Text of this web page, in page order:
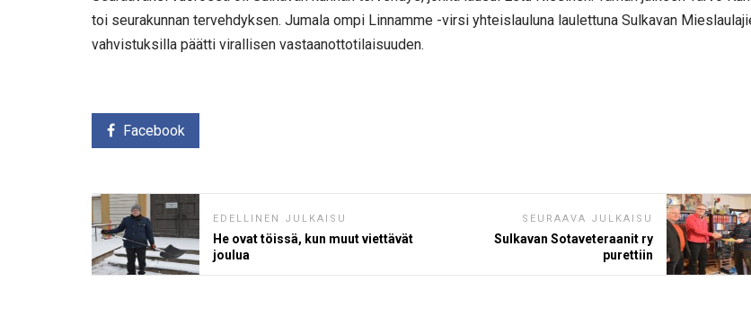
toi seurakunnan tervehdyksen. Jumala ompi Linnamme -virsi yhteislauluna laulettuna Sulkavan
vahvistuksilla päätti virallisen vastaanottotilaisuuden.
Facebook
EDELLINEN JULKAISU
He ovat töissä, kun muut viettävät
joulua
SEURAAVA JULKAISU
Sulkavan Sotaveteraanit ry
purettiin